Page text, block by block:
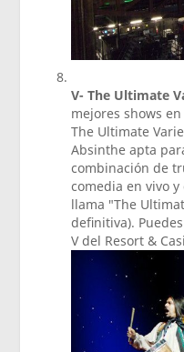
V- The Ultimate
mejores shows
The Ultimate
Absinthe apta
combinación de
comedia en vivo
llama "The
definitiva).
V del Resort &